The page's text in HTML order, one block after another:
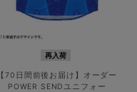
再入荷
【70日間前後お届け】オーダー
POWER SENDユニフォー